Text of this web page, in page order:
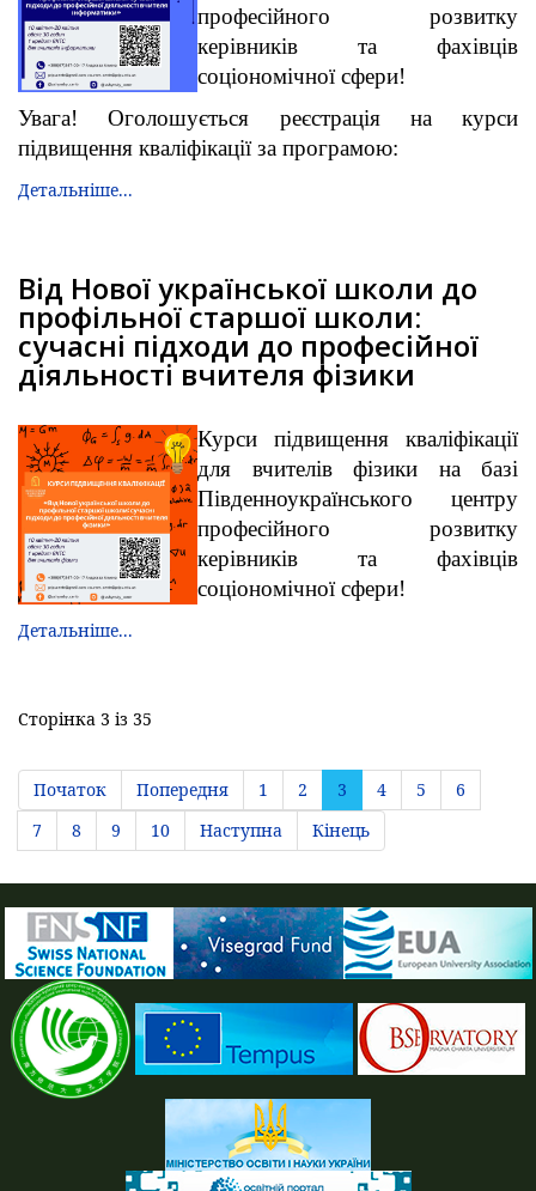
професійного розвитку
керівників та фахівців
соціономічної сфери!
Увага! Оголошується реєстрація на курси
підвищення кваліфікації за програмою:
Детальніше...
Від Нової української школи до
профільної старшої школи:
сучасні підходи до професійної
діяльності вчителя фізики
Курси підвищення кваліфікації
для вчителів фізики на базі
Південноукраїнського центру
професійного розвитку
керівників та фахівців
соціономічної сфери!
Детальніше...
Сторінка 3 із 35
Початок Попередня 1 2 3 4 5
6
7
8 9 10 Наступна Кінець